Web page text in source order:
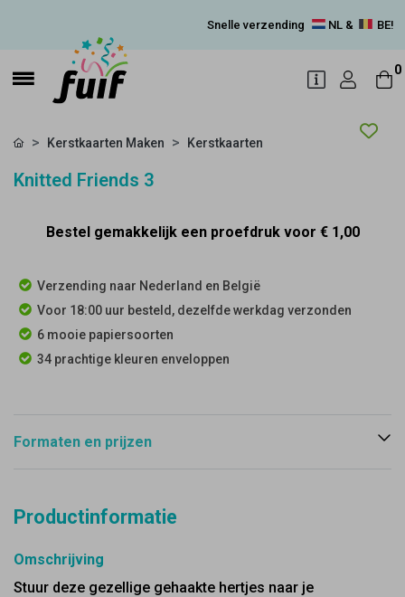
Snelle verzending NL & BE!
0
Kerstkaarten Maken Kerstkaarten
Knitted Friends 3
Bestel gemakkelijk een proefdruk voor € 1,00
Verzending naar Nederland en België
Voor 18:00 uur besteld, dezelfde werkdag verzonden
6 mooie papiersoorten
34 prachtige kleuren enveloppen
Formaten en prijzen
Productinformatie
Omschrijving
Stuur deze gezellige gehaakte hertjes naar je